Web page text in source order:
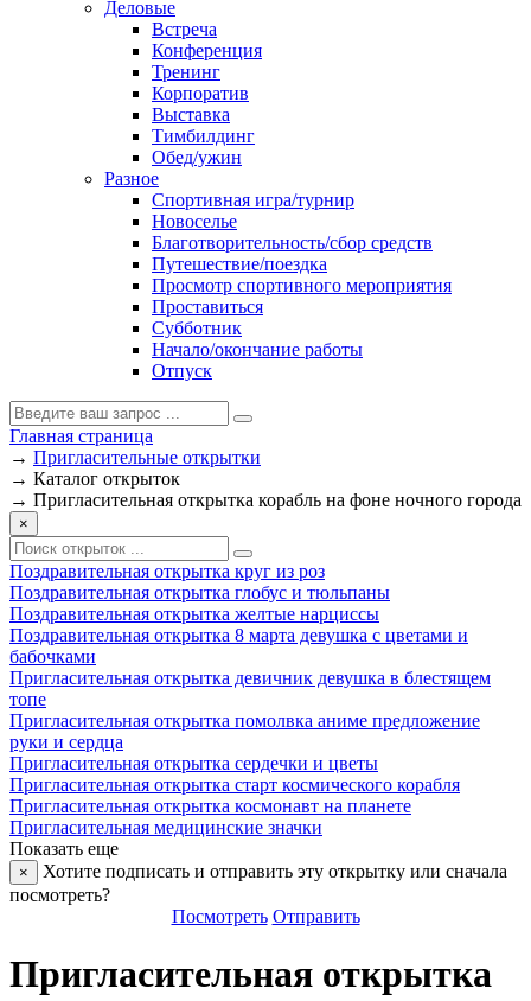
Деловые
Встреча
Конференция
Тренинг
Корпоратив
Выставка
Тимбилдинг
Обед/ужин
Разное
Спортивная игра/турнир
Новоселье
Благотворительность/сбор средств
Путешествие/поездка
Просмотр спортивного мероприятия
Проставиться
Субботник
Начало/окончание работы
Отпуск
Главная страница
→ Пригласительные открытки
→ Каталог открыток
→ Пригласительная открытка корабль на фоне ночного города
×
Поздравительная открытка круг из роз
Поздравительная открытка глобус и тюльпаны
Поздравительная открытка желтые нарциссы
Поздравительная открытка 8 марта девушка с цветами и
бабочками
Пригласительная открытка девичник девушка в блестящем
топе
Пригласительная открытка помолвка аниме предложение
руки и сердца
Пригласительная открытка сердечки и цветы
Пригласительная открытка старт космического корабля
Пригласительная открытка космонавт на планете
Пригласительная медицинские значки
Показать еще
×
Хотите подписать и отправить эту открытку или сначала
посмотреть?
Посмотреть Отправить
Пригласительная открытка